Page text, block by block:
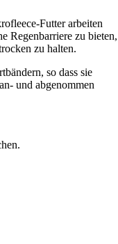
Futter arbeiten
Regenbarriere zu bieten,
zu halten.
so dass sie
und abgenommen